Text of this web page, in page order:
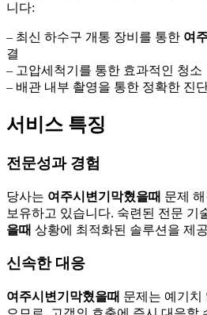
니다:
– 최신 하수구 개통 장비를 통한 여
결
– 고압세척기를 통한 효과적인 청소
– 배관 내부 촬영을 통한 정확한 진
서비스 특징
전문성과 경험
당사는 여주시변기막혔을때 문제
보유하고 있습니다. 숙련된 전문 기
을때 상황에 최적화된 솔루션을 제
신속한 대응
여주시변기막혔을때 문제는 예기치